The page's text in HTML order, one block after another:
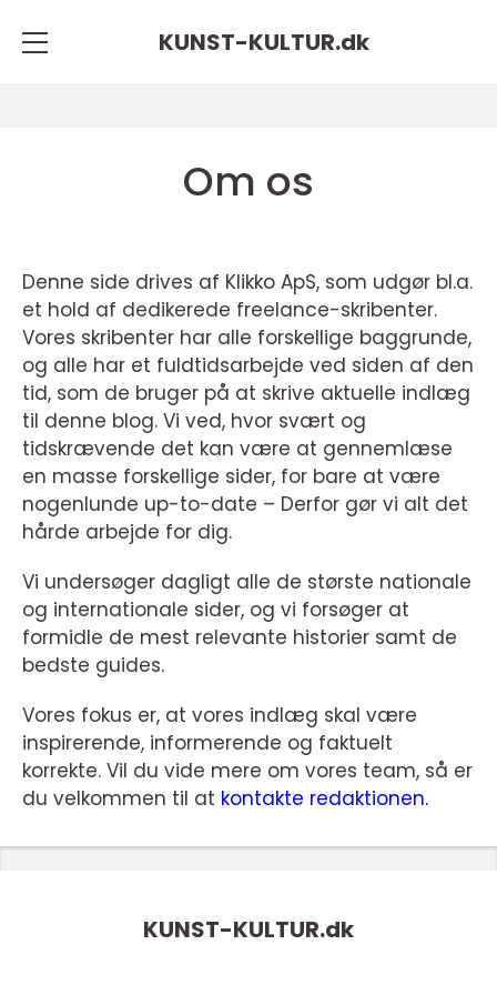
KUNST-KULTUR.dk
Om os
Denne side drives af Klikko ApS, som udgør bl.a.
et hold af dedikerede freelance-skribenter.
Vores skribenter har alle forskellige baggrunde,
og alle har et fuldtidsarbejde ved siden af den
tid, som de bruger på at skrive aktuelle indlæg
til denne blog. Vi ved, hvor svært og
tidskrævende det kan være at gennemlæse
en masse forskellige sider, for bare at være
nogenlunde up-to-date – Derfor gør vi alt det
hårde arbejde for dig.
Vi undersøger dagligt alle de største nationale
og internationale sider, og vi forsøger at
formidle de mest relevante historier samt de
bedste guides.
Vores fokus er, at vores indlæg skal være
inspirerende, informerende og faktuelt
korrekte. Vil du vide mere om vores team, så er
du velkommen til at kontakte redaktionen.
KUNST-KULTUR.dk